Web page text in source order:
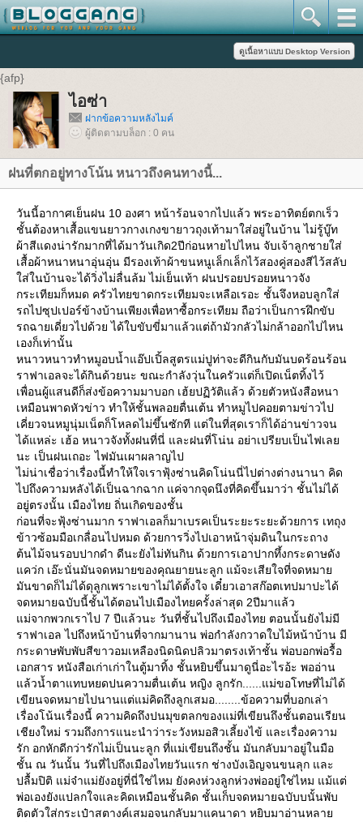
{afp}
ไอซ่า
ฝากข้อความหลังไมค์
ผู้ติดตามบล็อก : 0 คน
ฝนที่ตกอยู่ทางโน้น หนาวถึงคนทางนี้...
วันนี้อากาศเย็นฝน 10 องศา หน้าร้อนจากไปแล้ว พระอาทิตย์ตกเร็ว
ชั้นต้องหาเสื้อแขนยาวกางเกงขายาวถุงเท้ามาใส่อยู่ในบ้าน ไม่รู้บู๊ท
ผ้าสีแดงน่ารักมากที่ได้มาวันเกิด2ปีก่อนหายไปไหน จับเจ้าลูกชายใส่
เสื้อผ้าหนาหนาอุ่นอุ่น มีรองเท้าผ้าขนหนูเล็กเล็กไว้สองคู่สองสีไว้สลับ
ใส่ในบ้านจะได้วิ่งไม่ลื่นล้ม ไม่เย็นเท้า ฝนปรอยปรอยหนาวจัง
กระเทียมก็หมด ครัวไทยขาดกระเทียมจะเหลือเรอะ ชั้นจึงหอบลูกใส่
รถไปซุปเปอร์ข้างบ้านเพียงเพื่อหาซื้อกระเทียม ถือว่าเป็นการฝึกขับ
รถฉายเดี่ยวไปด้วย ได้ใบขับขี่มาแล้วแต่ถ้ามัวกลัวไม่กล้าออกไปไหน
เองก็เท่านั้น
หนาวหนาวทำหมูอบน้ำแอ๊ปเปิ้ลสูตรแม่ปูท่าจะดีกินกับมันบดร้อนร้อน
ราฟาเอลจะได้กินด้วยนะ ขณะกำลังวุ่นในครัวแต่ก็เปิดเน็ตทิ้งไว้
เพื่อนผู้แสนดีก็ส่งข้อความมาบอก เฮ้ยปฏิวัติแล้ว ด้วยตัวหนังสือหนา
เหมือนพาดหัวข่าว ทำให้ชั้นพลอยตื่นเต้น ทำหมูไปคอยตามข่าวไป
เคี่ยวจนหมูนุ่มเน็ตก็โหลดไม่ขึ้นซักที แต่ในที่สุดเราก็ได้อ่านข่าวจน
ได้แหล่ะ เฮ้อ หนาวจังทั้งฝนที่นี่ และฝนที่โน่น อย่าเปรียบเป็นไฟเลย
นะ เป็นฝนเถอะ ไฟมันเผาผลาญไป
ไม่น่าเชื่อว่าเรื่องนี้ทำให้ใจเราฟุ้งซ่านคิดโน่นนี่ไปต่างต่างนานา คิด
ไปถึงความหลังได้เป็นฉากฉาก แค่จากจุดนึงที่คิดขึ้นมาว่า ชั้นไม่ได้
อยู่ตรงนั้น เมืองไทย ถิ่นเกิดของชั้น
ก่อนที่จะฟุ้งซ่านมาก ราฟาเอลก็มาเบรคเป็นระยะระยะด้วยการ เทถุง
ข้าวซ้อมมือเกลื่อนไปหมด ด้วยการวิ่งไปเอาหน้าจุ่มดินในกระถาง
ต้นไม้จนรอบปากดำ ดีนะยังไม่ทันกิน ด้วยการเอาปากทึ้งกระดาษดัง
แคว่ก เอ๊ะนั่นมันจดหมายของคุณยายนะลูก แม้จะเสียใจที่จดหมาย
มันขาดก็ไม่ได้ดุลูกเพราะเขาไม่ได้ตั้งใจ เดี๋ยวเอาสก๊อตเทปมาปะได้
จดหมายฉบับนี้ชั้นได้ตอนไปเมืองไทยครั้งล่าสุด 2ปีมาแล้ว
แม่จากพวกเราไป 7 ปีแล้วนะ วันที่ชั้นไปถึงเมืองไทย ตอนนั้นยังไม่มี
ราฟาเอล ไปถึงหน้าบ้านที่จากมานาน พ่อกำลังกวาดใบไม้หน้าบ้าน มี
กระดาษพับพับสีขาวอมเหลืองนิดนิดปลิวมาตรงเท้าชั้น พ่อบอกพ่อรื้อ
เอกสาร หนังสือเก่าเก่าในตู้มาทิ้ง ชั้นหยิบขึ้นมาดูนี่อะไรอ้ะ พออ่าน
แล้วน้ำตาแทบหยดปนความตื่นเต้น หญิง ลูกรัก......แม่ขอโทษที่ไม่ได้
เขียนจดหมายไปนานแต่แม่คิดถึงลูกเสมอ........ข้อความที่บอกเล่า
เรื่องโน้นเรื่องนี้ ความคิดถึงปนมุขตลกของแม่ที่เขียนถึงชั้นตอนเรียน
เชียงใหม่ รวมถึงการแนะนำว่าระวังหมอสิวเลี้ยงไข้ และเรื่องความ
รัก อกหักดีกว่ารักไม่เป็นนะลูก ที่แม่เขียนถึงชั้น มันกลับมาอยู่ในมือ
ชั้น ณ วันนั้น วันที่ไปถึงเมืองไทยวันแรก ช่างบังเอิญจนขนลุก และ
ปลื้มปิติ แม่จ๋าแม่ยังอยู่ที่นี่ใช่ไหม ยังคงห่วงลูกห่วงพ่ออยู่ใช่ไหม แม้แต่
พ่อเองยังแปลกใจและคิดเหมือนชั้นคิด ชั้นเก็บจดหมายฉบับบนั้นพับ
ติดตัวใส่กระเป๋าสตางค์เสมอจนกลับมาแคนาดา หยิบมาอ่านหลาย